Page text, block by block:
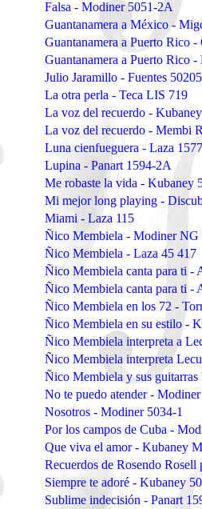
Falsa - Modiner 5051-2A
Guantanamera a México -
Guantanamera a Puerto Rico
Guantanamera a Puerto Rico
Julio Jaramillo - Fuentes
La otra perla - Teca LIS 719
La voz del recuerdo -
La voz del recuerdo - Membi
Luna cienfueguera - Laza 1577
Lupina - Panart 1594-2A
Me robaste la vida - Kubaney
Mi mejor long playing -
Miami - Laza 115
Ñico Membiela - Modiner NG
Ñico Membiela - Laza 45 417
Ñico Membiela canta para ti -
Ñico Membiela canta para ti -
Ñico Membiela en los 72 -
Ñico Membiela en su estilo -
Ñico Membiela interpreta a
Ñico Membiela interpreta
Ñico Membiela y sus
No te puedo atender -
Nosotros - Modiner 5034-1
Por los campos de Cuba -
Que viva el amor - Kubaney
Recuerdos de Rosendo
Siempre te adoré - Kubaney
Sublime indecisión - Panart